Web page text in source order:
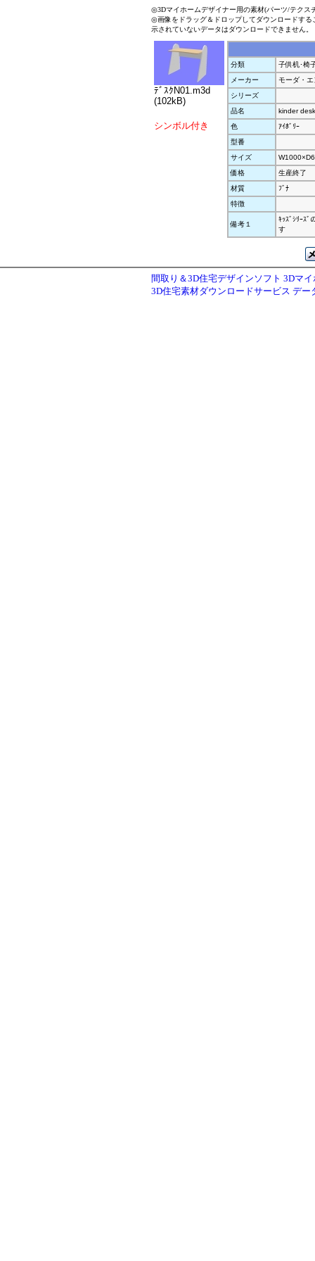
◎3Dマイホームデザイナー用の素材(パーツ/テクス
◎画像をドラッグ＆ドロップしてダウンロードす
示されていないデータはダウンロードできません。
ﾃﾞｽｸN01.m3d
(102kB)
シンボル付き
分類
子供机･椅
メーカー
モーダ・
シリーズ
品名
kinder desk
色
ｱｲﾎﾞﾘｰ
型番
サイズ
価格
生産終了
材質
ﾌﾞﾅ
特徴
備考１
ｷｯｽﾞｼﾘｰｽﾞ
す
間取り＆3D住宅デザインソフト 3Dマ
3D住宅素材ダウンロードサービス デー